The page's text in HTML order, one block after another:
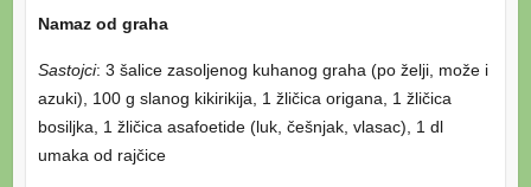
Namaz od graha
Sastojci: 3 šalice zasoljenog kuhanog graha (po želji, može i
azuki), 100 g slanog kikirikija, 1 žličica origana, 1 žličica
bosiljka, 1 žličica asafoetide (luk, češnjak, vlasac), 1 dl
umaka od rajčice